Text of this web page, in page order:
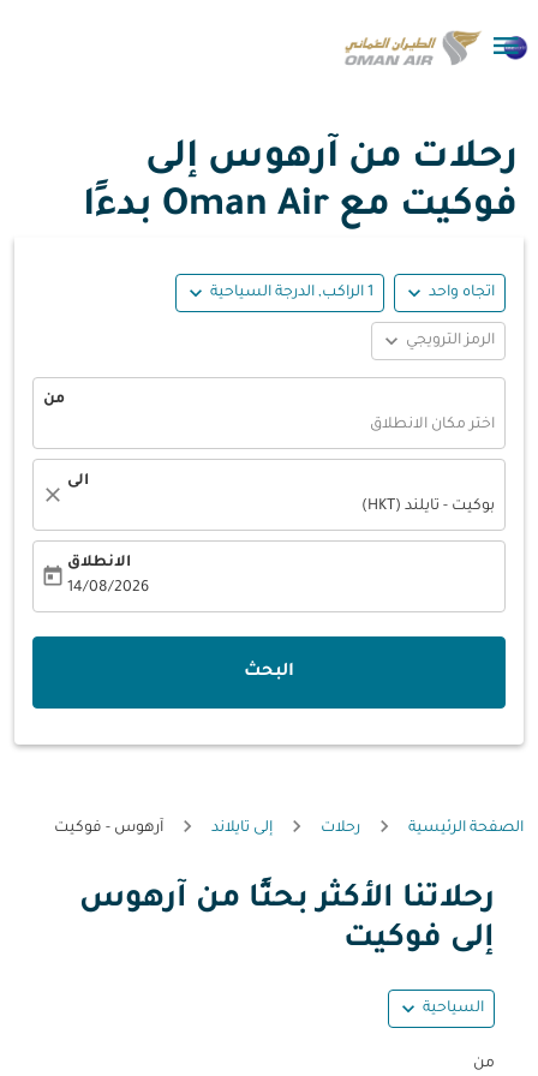

رحلات من آرهوس إلى
فوكيت مع Oman Air بدءًا
اتجاه واحد expand_more 1 الراكب, الدرجة السياحية expand_more
الرمز الترويجي expand_more
من
اختر مكان الانطلاق
الى
بوكيت - تايلند (HKT)
close
الانطلاق
14/08/2026
today
البحث
الصفحة الرئيسية رحلات إلى تايلاند آرهوس - فوكيت
رحلاتنا الأكثر بحثًا من آرهوس
إلى فوكيت
السياحية expand_more
من
حاول تحديث الرحلة (مغادرة و/أو وجهة) أو التفاعل مع